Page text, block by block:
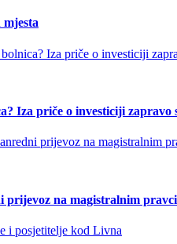
mjesta
Iza priče o investiciji
prijevoz na magistralnim